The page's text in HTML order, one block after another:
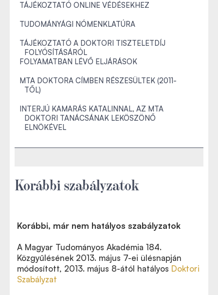
TÁJÉKOZTATÓ ONLINE VÉDÉSEKHEZ
TUDOMÁNYÁGI NÓMENKLATÚRA
TÁJÉKOZTATÓ A DOKTORI TISZTELETDÍJ
FOLYÓSÍTÁSÁRÓL
FOLYAMATBAN LÉVŐ ELJÁRÁSOK
MTA DOKTORA CÍMBEN RÉSZESÜLTEK (2011-
TŐL)
INTERJÚ KAMARÁS KATALINNAL, AZ MTA
DOKTORI TANÁCSÁNAK LEKÖSZÖNŐ
ELNÖKÉVEL
Korábbi szabályzatok
Korábbi, már nem hatályos szabályzatok
A Magyar Tudományos Akadémia 184.
Közgyűlésének 2013. május 7-ei ülésnapján
módosított, 2013. május 8-ától hatályos Doktori
Szabályzat